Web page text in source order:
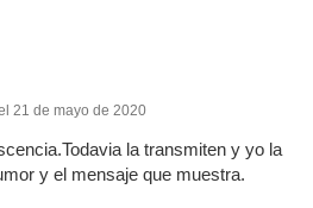
21 de mayo de 2020
la transmiten y yo la
y el mensaje que muestra.